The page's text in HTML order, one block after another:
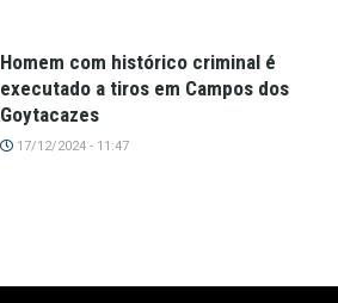
Homem com histórico criminal é
executado a tiros em Campos dos
Goytacazes
17/12/2024 - 11:47